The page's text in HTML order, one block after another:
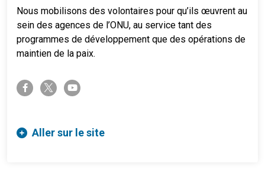
Nous mobilisons des volontaires pour qu’ils œuvrent au
sein des agences de l’ONU, au service tant des
programmes de développement que des opérations de
maintien de la paix.
facebook-ftwitter-xyoutube
Aller sur le site